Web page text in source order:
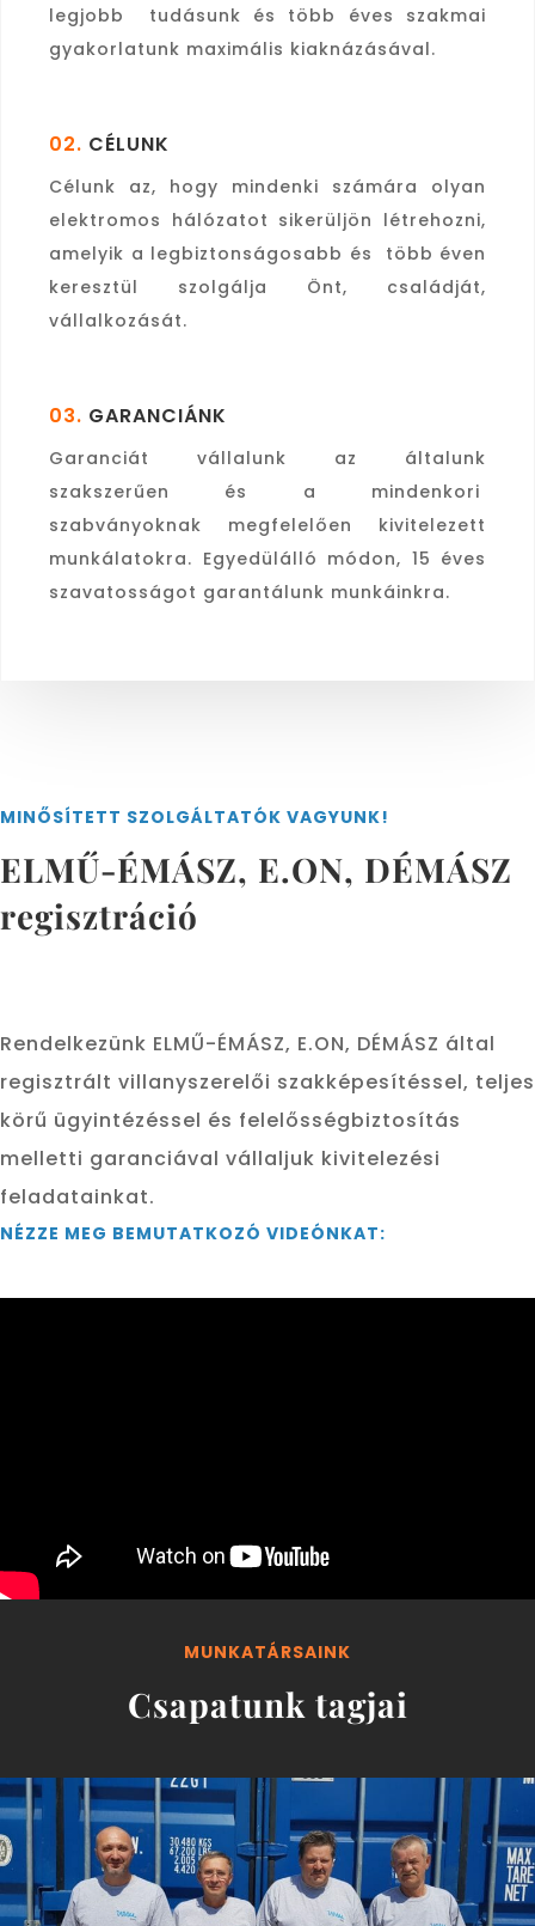
legjobb tudásunk és több éves szakmai
gyakorlatunk maximális kiaknázásával.
02. CÉLUNK
Célunk az, hogy mindenki számára olyan
elektromos hálózatot sikerüljön létrehozni,
amelyik a legbiztonságosabb és több éven
keresztül szolgálja Önt, családját,
vállalkozását.
03. GARANCIÁNK
Garanciát vállalunk az általunk
szakszerűen és a mindenkori
szabványoknak megfelelően kivitelezett
munkálatokra. Egyedülálló módon, 15 éves
szavatosságot garantálunk munkáinkra.
MINŐSÍTETT SZOLGÁLTATÓK VAGYUNK!
ELMŰ-ÉMÁSZ, E.ON, DÉMÁSZ
regisztráció
Rendelkezünk ELMŰ-ÉMÁSZ, E.ON, DÉMÁSZ által
regisztrált villanyszerelői szakképesítéssel, teljes
körű ügyintézéssel és felelősségbiztosítás
melletti garanciával vállaljuk kivitelezési
feladatainkat.
NÉZZE MEG BEMUTATKOZÓ VIDEÓNKAT:
MUNKATÁRSAINK
Csapatunk tagjai